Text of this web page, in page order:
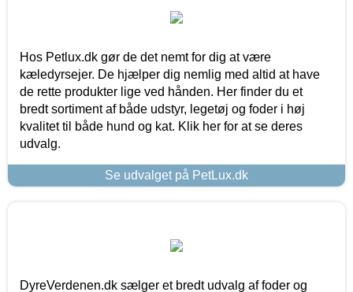
Hos Petlux.dk gør de det nemt for dig at være
kæledyrsejer. De hjælper dig nemlig med altid at have
de rette produkter lige ved hånden. Her finder du et
bredt sortiment af både udstyr, legetøj og foder i høj
kvalitet til både hund og kat. Klik her for at se deres
udvalg.
Se udvalget på PetLux.dk
DyreVerdenen.dk sælger et bredt udvalg af foder og